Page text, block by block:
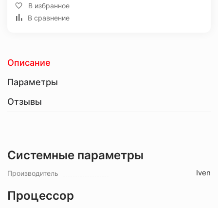
В избранное
В сравнение
Описание
Параметры
Отзывы
Системные параметры
Производитель Iven
Процессор